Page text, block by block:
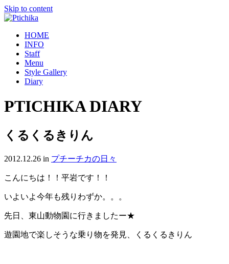
Skip to content
HOME
INFO
Staff
Menu
Style Gallery
Diary
PTICHIKA DIARY
くるくるきりん
2012.12.26 in プチーチカの日々
こんにちは！！平岩です！！
いよいよ今年も残りわずか。。。
先日、東山動物園に行きましたー★
遊園地で楽しそうな乗り物を発見、くるくるきりん